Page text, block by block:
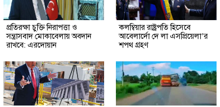
প্রতিরক্ষা চুক্তি নিরাপত্তা ও
সন্ত্রাসবাদ মোকাবেলায় অবদান
রাখবে: এরদোয়ান
কলম্বিয়ার রাষ্ট্রপতি হিসেবে
আবেলার্দো দে লা এসপ্রিয়েলা’র
শপথ গ্রহণ